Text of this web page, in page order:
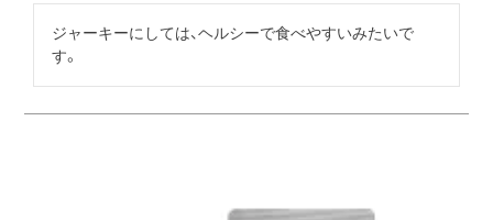
ジャーキーにしては、ヘルシーで食べやすいみたいで
す。